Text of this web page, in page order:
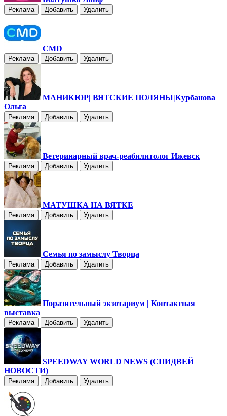
Реклама Добавить Удалить
CMD
Реклама Добавить Удалить
МАНИКЮР| ВЯТСКИЕ ПОЛЯНЫ|Курбанова
Ольга
Реклама Добавить Удалить
Ветеринарный врач-реабилитолог Ижевск
Реклама Добавить Удалить
МАТУШКА НА ВЯТКЕ
Реклама Добавить Удалить
Семья по замыслу Творца
Реклама Добавить Удалить
Поразительный экзотариум | Контактная
выставка
Реклама Добавить Удалить
SPEEDWAY WORLD NEWS (СПИДВЕЙ
НОВОСТИ)
Реклама Добавить Удалить